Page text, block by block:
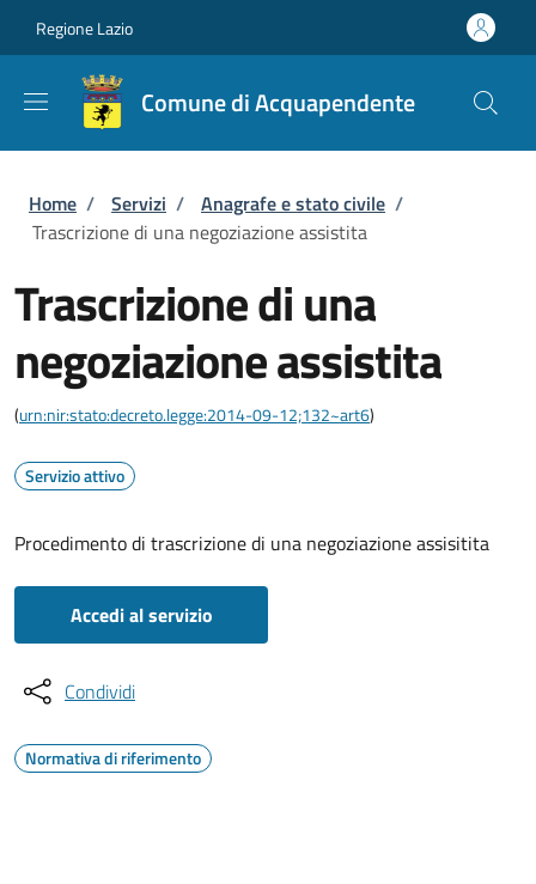
Regione Lazio
Comune di Acquapendente
Briciole di pane
Home / Servizi / Anagrafe e stato civile /
Trascrizione di una negoziazione assistita
Trascrizione di una
negoziazione assistita
(urn:nir:stato:decreto.legge:2014-09-12;132~art6)
Servizio attivo
Procedimento di trascrizione di una negoziazione assisitita
Accedi al servizio
Condividi
Normativa di riferimento